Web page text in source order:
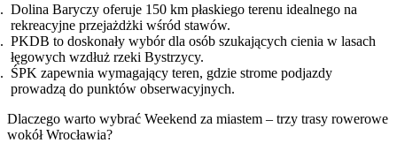
Dolina Baryczy oferuje 150 km płaskiego terenu idealnego na
rekreacyjne przejażdżki wśród stawów.
PKDB to doskonały wybór dla osób szukających cienia w lasach
łęgowych wzdłuż rzeki Bystrzycy.
ŚPK zapewnia wymagający teren, gdzie strome podjazdy
prowadzą do punktów obserwacyjnych.
Dlaczego warto wybrać Weekend za miastem – trzy trasy rowerowe
wokół Wrocławia?